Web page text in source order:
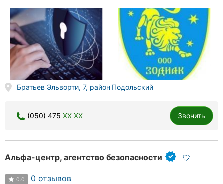
Братьев Эльворти, 7, район Подольский
(050) 475 XX XX Звонить
Альфа-центр, агентство безопасности
0.0 0 отзывов